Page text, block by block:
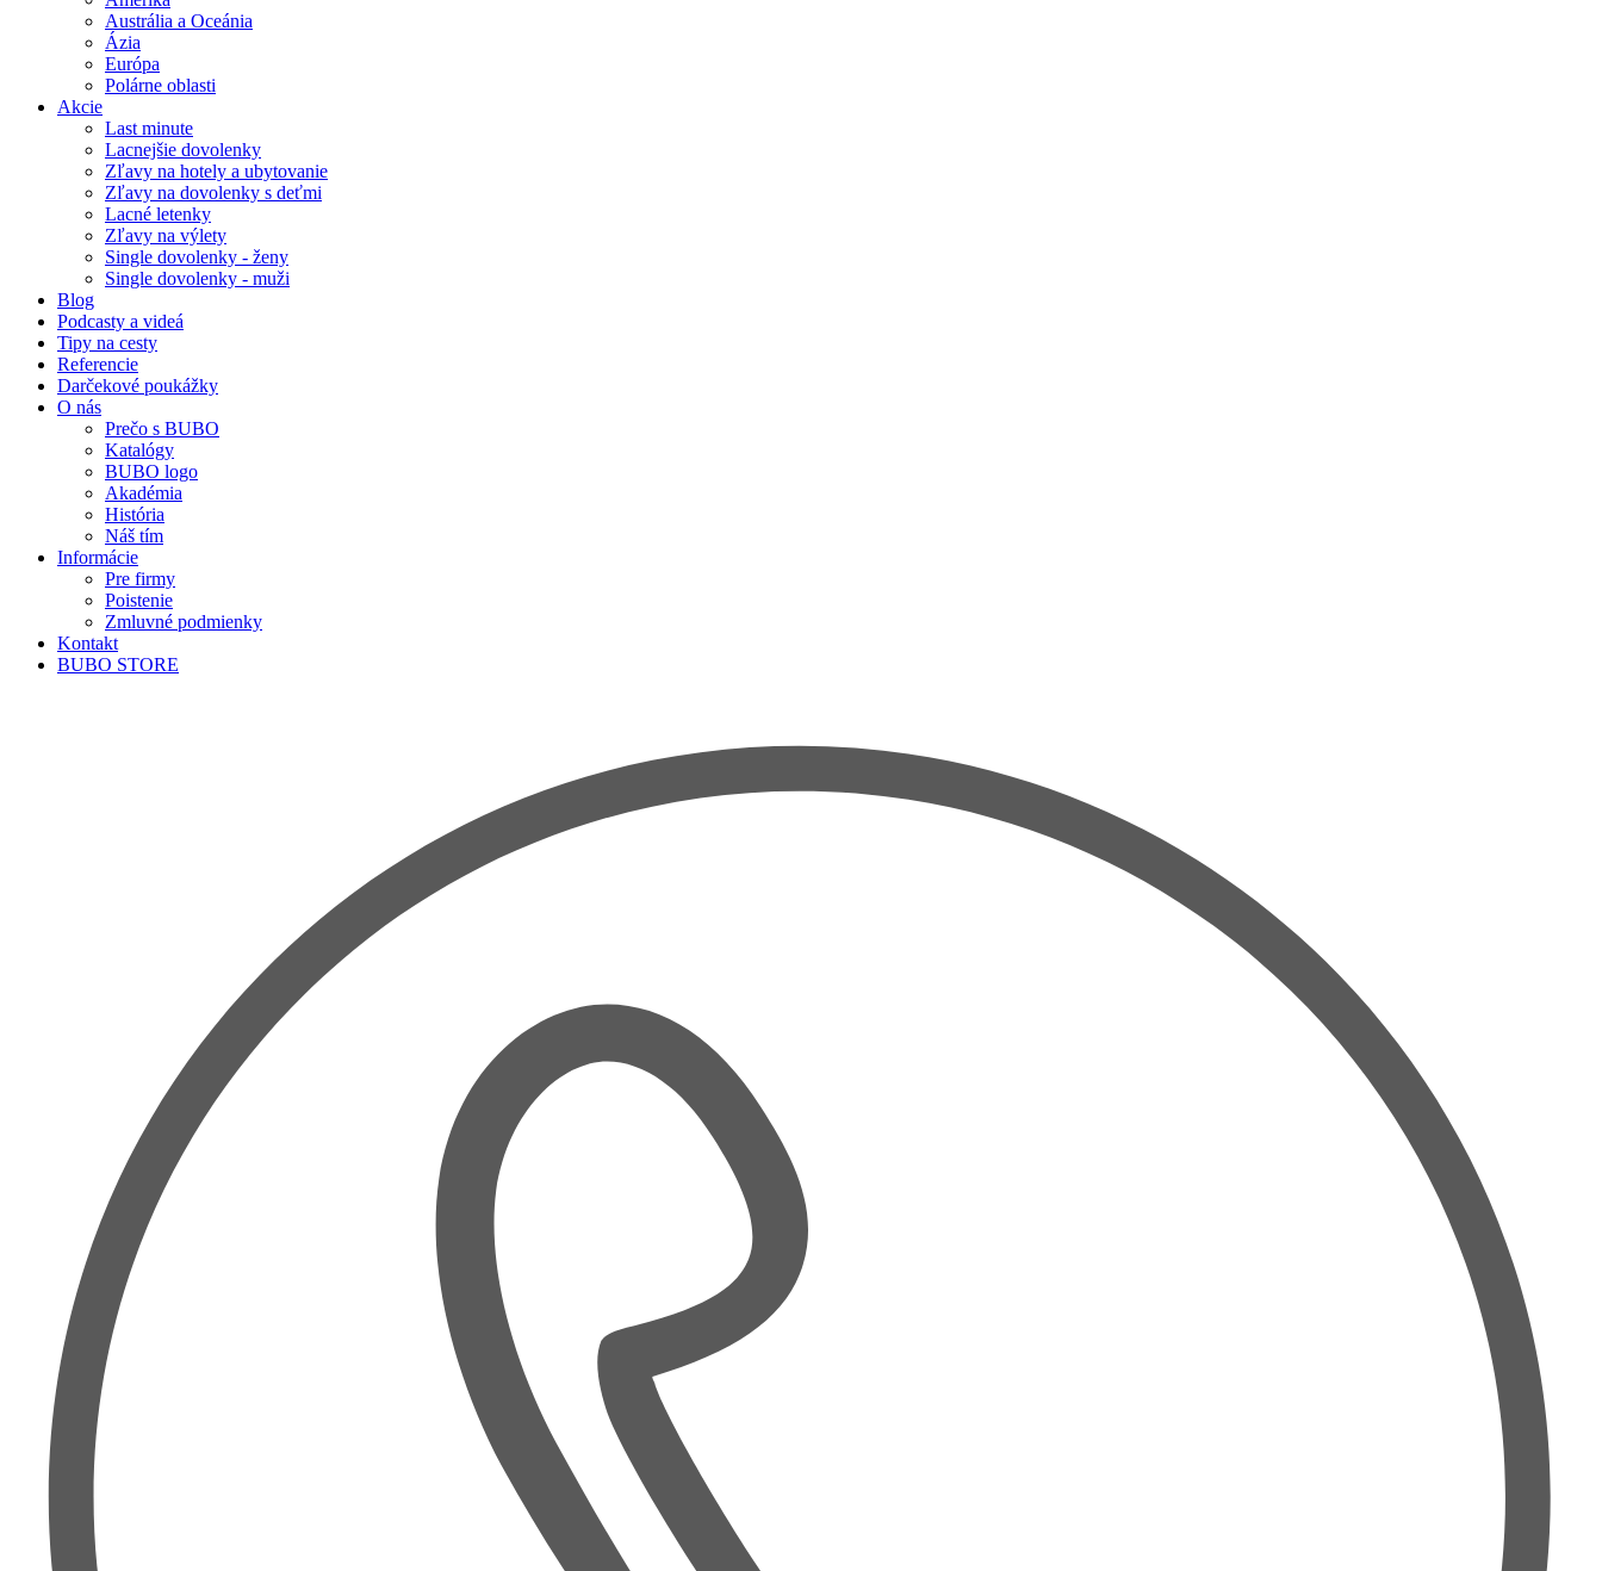
Austrália a Oceánia
Ázia
Európa
Polárne oblasti
Akcie
Last minute
Lacnejšie dovolenky
Zľavy na hotely a ubytovanie
Zľavy na dovolenky s deťmi
Lacné letenky
Zľavy na výlety
Single dovolenky - ženy
Single dovolenky - muži
Blog
Podcasty a videá
Tipy na cesty
Referencie
Darčekové poukážky
O nás
Prečo s BUBO
Katalógy
BUBO logo
Akadémia
História
Náš tím
Informácie
Pre firmy
Poistenie
Zmluvné podmienky
Kontakt
BUBO STORE